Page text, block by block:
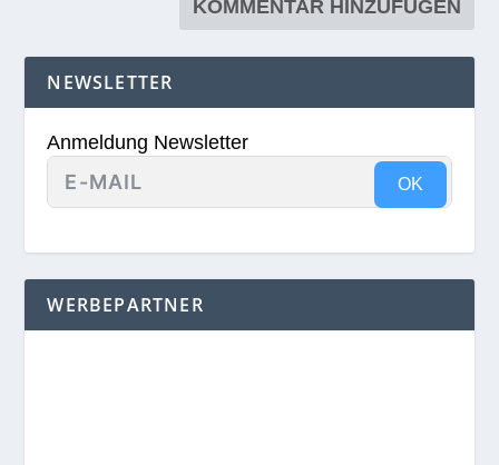
NEWSLETTER
Anmeldung Newsletter
OK
WERBEPARTNER